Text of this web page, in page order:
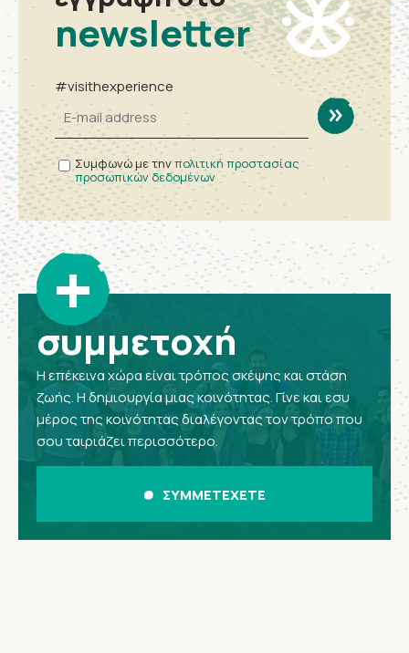
newsletter
#visithexperience
Συμφωνώ με τηνπολιτική προστασίας
προσωπικών δεδομένων
+
συμμετοχή
Η επέκεινα χώρα είναι τρόπος σκέψης και στάση
ζωής. Η δημιουργία μιας κοινότητας. Γίνε και εσυ
μέρος της κοινότητας διαλέγοντας τον τρόπο που
σου ταιριάζει περισσότερο.
ΣΥΜΜΕΤΕΧΕΤΕ